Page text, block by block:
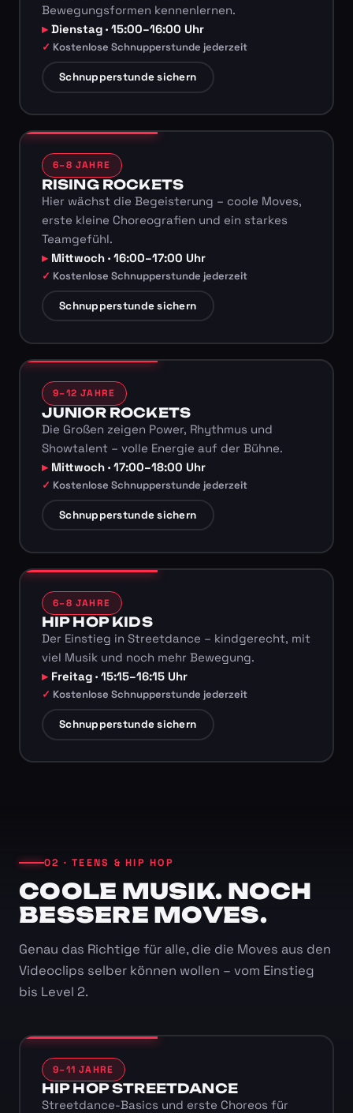
Bewegungsformen kennenlernen.
Dienstag · 15:00–16:00 Uhr
Kostenlose Schnupperstunde jederzeit
Schnupperstunde sichern
6–8 JAHRE
RISING ROCKETS
Hier wächst die Begeisterung – coole Moves,
erste kleine Choreografien und ein starkes
Teamgefühl.
Mittwoch · 16:00–17:00 Uhr
Kostenlose Schnupperstunde jederzeit
Schnupperstunde sichern
9–12 JAHRE
JUNIOR ROCKETS
Die Großen zeigen Power, Rhythmus und
Showtalent – volle Energie auf der Bühne.
Mittwoch · 17:00–18:00 Uhr
Kostenlose Schnupperstunde jederzeit
Schnupperstunde sichern
6–8 JAHRE
HIP HOP KIDS
Der Einstieg in Streetdance – kindgerecht, mit
viel Musik und noch mehr Bewegung.
Freitag · 15:15–16:15 Uhr
Kostenlose Schnupperstunde jederzeit
Schnupperstunde sichern
02 · TEENS & HIP HOP
COOLE MUSIK. NOCH
BESSERE MOVES.
Genau das Richtige für alle, die die Moves aus den
Videoclips selber können wollen – vom Einstieg
bis Level 2.
9–11 JAHRE
HIP HOP STREETDANCE
Streetdance-Basics und erste Choreos für